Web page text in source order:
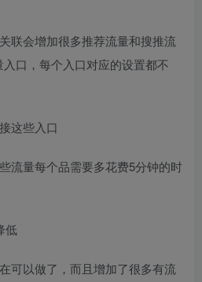
联会增加很多推荐流量和搜推流
口，每个入口对应的设置都不
这些入口
流量每个品需要多花费5分钟的时
低
可以做了，而且增加了很多有流